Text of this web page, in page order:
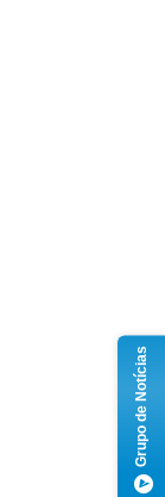
Grupo de Notícias